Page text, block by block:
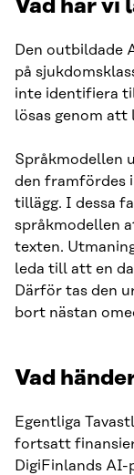
Vad har vi
Den outbildade
på
inte identifiera
lösas genom att
Språkmodellen
den framfördes
tillägg. I dessa
språkmodellen
texten.
leda till att en
Därför tas den
bort nästan
Vad
Egentliga
fortsatt
DigiFinlands